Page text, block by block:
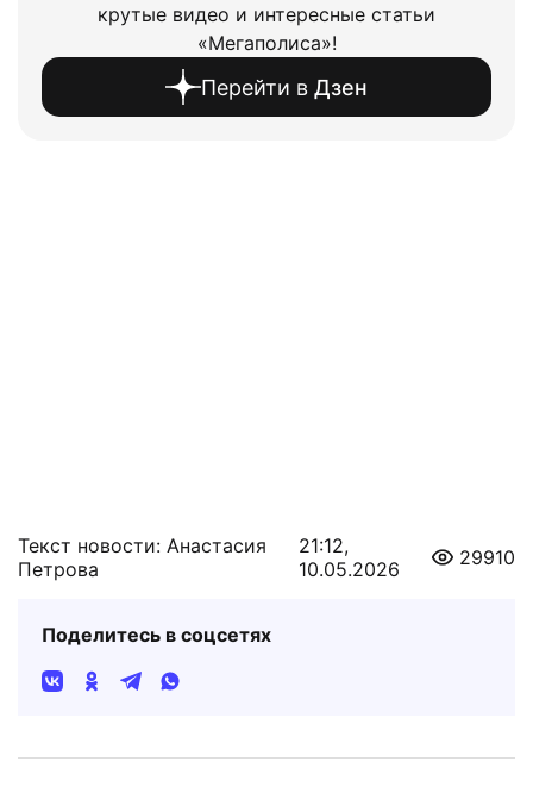
крутые видео и интересные статьи
«Мегаполиса»!
Перейти в Дзен
Текст новости: Анастасия
Петрова
21:12,
10.05.2026
29910
Поделитесь в соцсетях